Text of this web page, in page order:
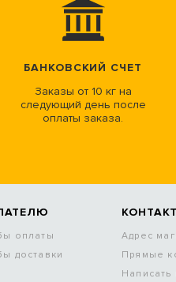
БАНКОВСКИЙ СЧЕТ
Заказы от 10 кг на
следующий день после
оплаты заказа.
оплаты
доставки
Адрес
Прямые
Написать